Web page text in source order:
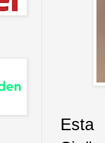
Esta